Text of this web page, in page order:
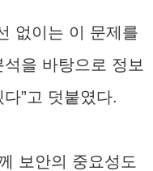
없이는 이 문제를
을 바탕으로 정보
”고 덧붙였다.
보안의 중요성도